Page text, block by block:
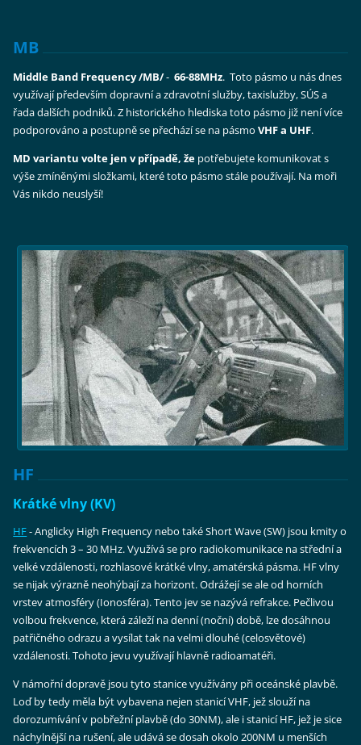
MB
Middle Band Frequency /MB/-66-88MHz. Toto pásmo u nás dnes
využívají především dopravní a zdravotní služby, taxislužby, SÚS a
řada dalších podniků. Z historického hlediska toto pásmo již není více
podporováno a postupně se přechází se na pásmoVHF a UHF.
MD variantu volte jen v případě, že potřebujete komunikovat s
výše zmíněnými složkami, které toto pásmo stále používají. Na moři
Vás nikdo neuslyší!
HF
Krátké vlny (KV)
HF- Anglicky High Frequency nebo také Short Wave (SW) jsou kmity o
frekvencích 3 – 30 MHz. Využívá se pro radiokomunikace na střední a
velké vzdálenosti, rozhlasové krátké vlny, amatérská pásma. HF vlny
se nijak výrazně neohýbají za horizont. Odrážejí se ale od horních
vrstev atmosféry (Ionosféra). Tento jev se nazývá refrakce. Pečlivou
volbou frekvence, která záleží na denní (noční) době, lze dosáhnou
patřičného odrazu a vysílat tak na velmi dlouhé (celosvětové)
vzdálenosti. Tohoto jevu využívají hlavně radioamatéři.
V námořní dopravě jsou tyto stanice využívány při oceánské plavbě.
Loď by tedy měla být vybavena nejen stanicí VHF, jež slouží na
dorozumívání v pobřežní plavbě (do 30NM), ale i stanicí HF, jež je sice
náchylnější na rušení, ale udává se dosah okolo 200NM u menších